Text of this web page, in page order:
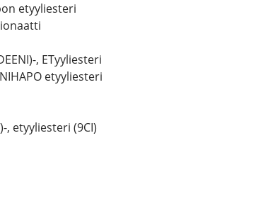
etyyliesteri
, ETyyliesteri
etyyliesteri
etyyliesteri (9CI)